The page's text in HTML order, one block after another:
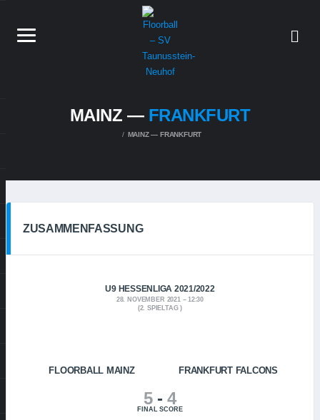
MAINZ — FRANKFURT
MAINZ — FRANKFURT
ZUSAMMENFASSUNG
U9 HESSENLIGA 2021/2022
28. NOVEMBER 2021
12:30
(2. SPIELTAG )
FLOORBALL MAINZ FRANKFURT FALCONS
5 - 4
FINAL SCORE